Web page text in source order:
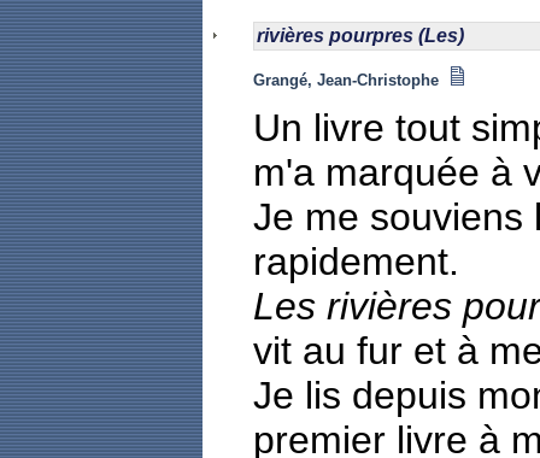
rivières pourpres (Les)
Grangé, Jean-Christophe
Un livre tout
m'a marquée à
Je me souviens
rapidement.
Les rivières
vit au fur et à
Je lis depuis
premier livre à